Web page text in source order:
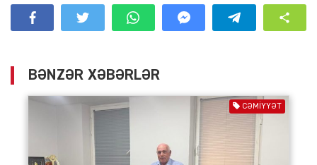
BƏNZƏR XƏBƏRLƏR
CƏMIYYƏT